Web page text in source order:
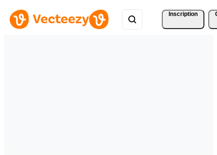
Inscription